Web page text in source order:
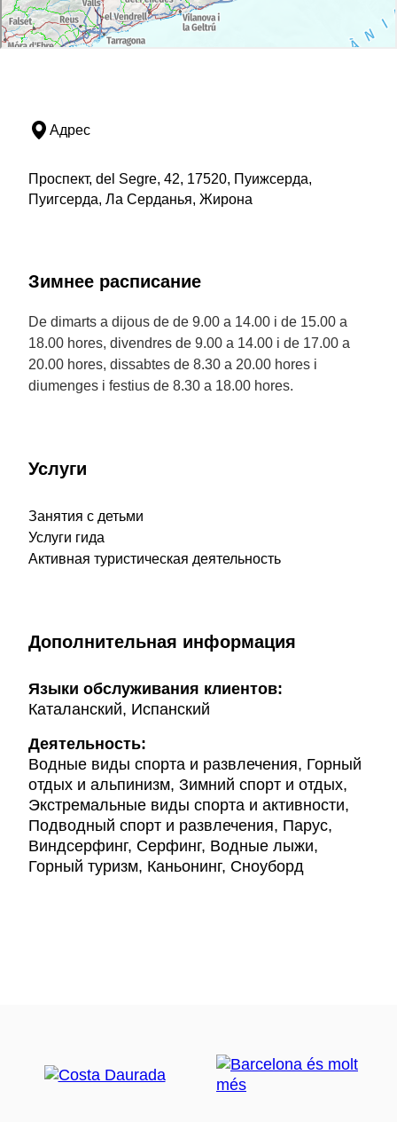
Адрес
Проспект, del Segre, 42, 17520, Пуижсерда,
Пуигсерда, Ла Серданья, Жирона
Зимнее расписание
De dimarts a dijous de de 9.00 a 14.00 i de 15.00 a
18.00 hores, divendres de 9.00 a 14.00 i de 17.00 a
20.00 hores, dissabtes de 8.30 a 20.00 hores i
diumenges i festius de 8.30 a 18.00 hores.
Услуги
Занятия с детьми
Услуги гида
Активная туристическая деятельность
Дополнительная информация
Языки обслуживания клиентов:
Каталанский, Испанский
Деятельность:
Водные виды спорта и развлечения, Горный
отдых и альпинизм, Зимний спорт и отдых,
Экстремальные виды спорта и активности,
Подводный спорт и развлечения, Парус,
Виндсерфинг, Серфинг, Водные лыжи,
Горный туризм, Каньонинг, Сноуборд